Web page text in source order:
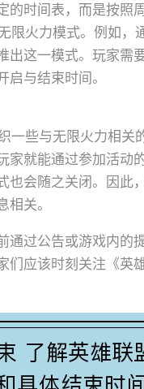
时间表，而是按照
限火力模式。例如
出这一模式。玩家需
与结束时间。
一些与无限火力相
家就能通过参加活动
也会随之关闭。因此
关。
通过公告或游戏内的
们应该时刻关注《英